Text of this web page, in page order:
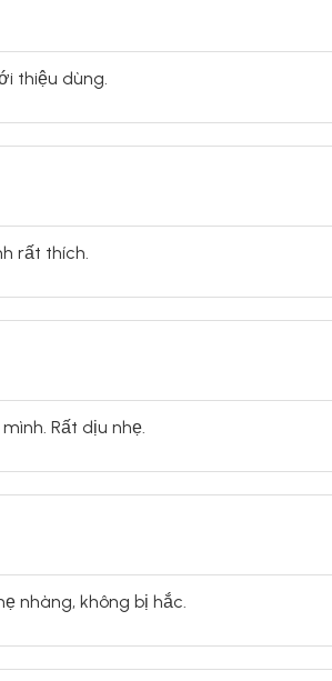
thiệu dùng.
rất thích.
Rất dịu nhẹ.
nhàng, không bị hắc.